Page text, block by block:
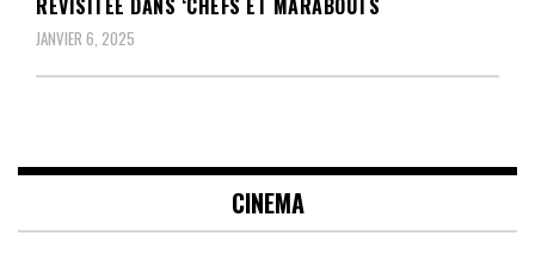
JANVIER 6, 2025
CINEMA